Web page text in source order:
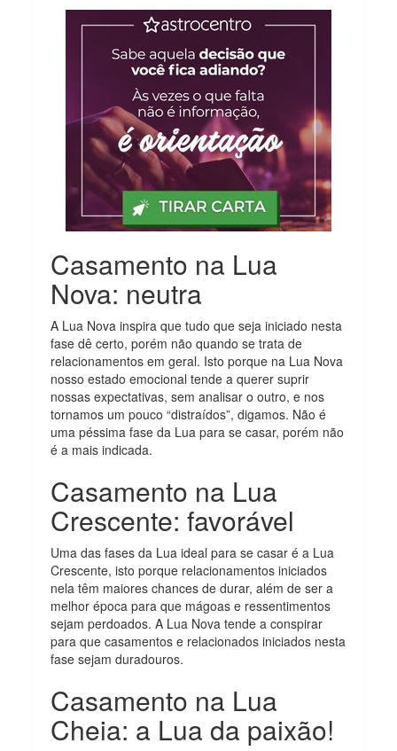
Casamento na Lua
Nova: neutra
A Lua Nova inspira que tudo que seja iniciado nesta
fase dê certo, porém não quando se trata de
relacionamentos em geral. Isto porque na Lua Nova
nosso estado emocional tende a querer suprir
nossas expectativas, sem analisar o outro, e nos
tornamos um pouco “distraídos”, digamos. Não é
uma péssima fase da Lua para se casar, porém não
é a mais indicada.
Casamento na Lua
Crescente: favorável
Uma das fases da Lua ideal para se casar é a Lua
Crescente, isto porque relacionamentos iniciados
nela têm maiores chances de durar, além de ser a
melhor época para que mágoas e ressentimentos
sejam perdoados. A Lua Nova tende a conspirar
para que casamentos e relacionados iniciados nesta
fase sejam duradouros.
Casamento na Lua
Cheia: a Lua da paixão!